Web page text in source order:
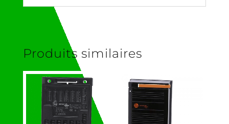
Produits similaires